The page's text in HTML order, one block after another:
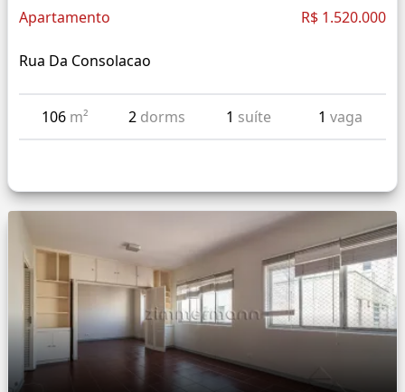
Apartamento R$ 1.520.000
Rua Da Consolacao
106 m² 2 dorms 1 suíte 1 vaga